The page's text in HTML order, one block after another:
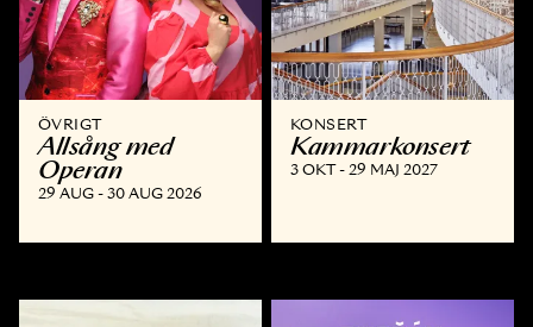
ÖVRIGT
Allsång med
Operan
29 AUG - 30 AUG 2026
KONSERT
Kammar­konsert
3 OKT - 29 MAJ 2027